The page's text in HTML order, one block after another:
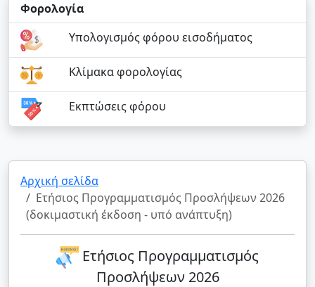
Φορολογία
Υπολογισμός φόρου εισοδήματος
Κλίμακα φορολογίας
Εκπτώσεις φόρου
Αρχική σελίδα
Ετήσιος Προγραμματισμός Προσλήψεων 2026
(δοκιμαστική έκδοση - υπό ανάπτυξη)
Ετήσιος Προγραμματισμός
Προσλήψεων 2026